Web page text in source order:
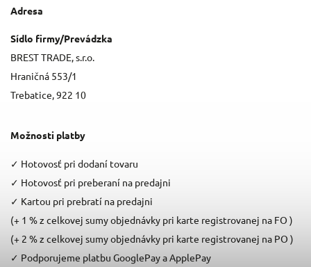
Adresa
Sídlo firmy/Prevádzka
BREST TRADE, s.r.o.
Hraničná 553/1
Trebatice, 922 10
Možnosti platby
✓ Hotovosť pri dodaní tovaru
✓ Hotovosť pri preberaní na predajni
✓ Kartou pri prebratí na predajni
(+ 1 % z celkovej sumy objednávky pri karte registrovanej na FO )
(+ 2 % z celkovej sumy objednávky pri karte registrovanej na PO )
✓ Podporujeme platbu GooglePay a ApplePay